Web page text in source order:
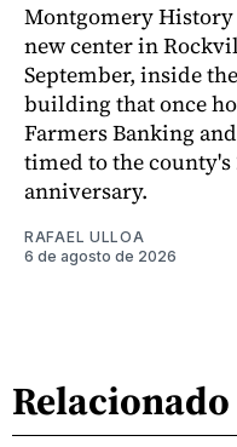
Montgomery
new center in
September, inside
building that once
Farmers Banking
timed to the county's
anniversary.
RAFAEL ULLOA
6 de agosto de 2026
Relacionado